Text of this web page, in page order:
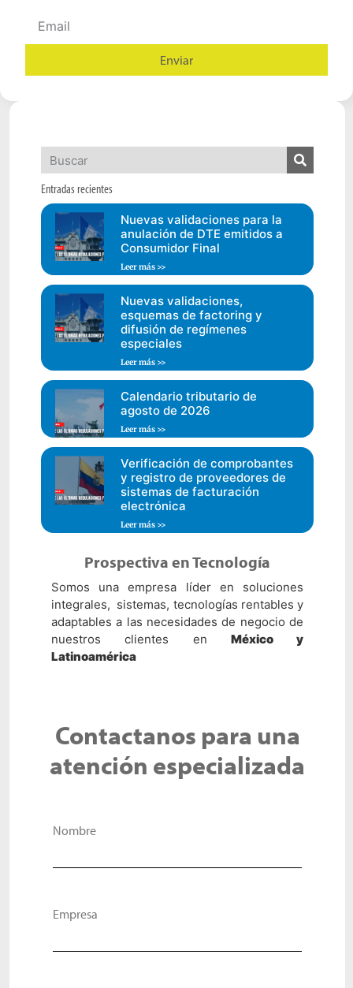
Enviar
Entradas recientes
Nuevas validaciones para la
anulación de DTE emitidos a
Consumidor Final
Leer más >>
Nuevas validaciones,
esquemas de factoring y
difusión de regímenes
especiales
Leer más >>
Calendario tributario de
agosto de 2026
Leer más >>
Verificación de comprobantes
y registro de proveedores de
sistemas de facturación
electrónica
Leer más >>
Prospectiva en Tecnología
Somos una empresa líder en soluciones
integrales, sistemas, tecnologías rentables y
adaptables a las necesidades de negocio de
nuestros clientes en México y
Latinoamérica
Contactanos para una
atención especializada
Nombre
Empresa